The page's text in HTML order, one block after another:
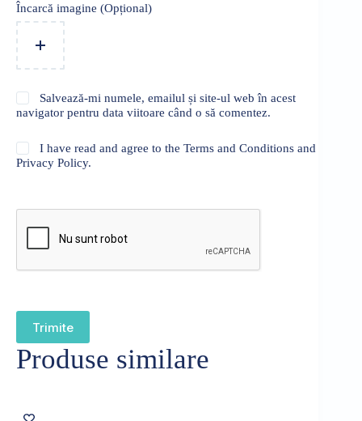
Încarcă imagine (Opțional)
Salvează-mi numele, emailul și site-ul web în acest
navigator pentru data viitoare când o să comentez.
I have read and agree to the Terms and Conditions and
Privacy Policy.
Trimite
Produse similare